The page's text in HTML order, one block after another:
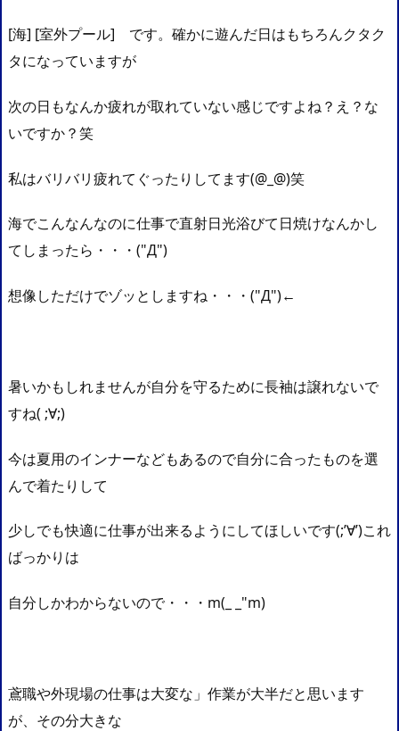
[海] [室外プール] です。確かに遊んだ日はもちろんクタク
タになっていますが
次の日もなんか疲れが取れていない感じですよね？え？な
いですか？笑
私はバリバリ疲れてぐったりしてます(@_@)笑
海でこんなんなのに仕事で直射日光浴びて日焼けなんかし
てしまったら・・・("Д")
想像しただけでゾッとしますね・・・("Д")←
暑いかもしれませんが自分を守るために長袖は譲れないで
すね( ;∀;)
今は夏用のインナーなどもあるので自分に合ったものを選
んで着たりして
少しでも快適に仕事が出来るようにしてほしいです(;’∀’)これ
ばっかりは
自分しかわからないので・・・m(_ _"m)
鳶職や外現場の仕事は大変な」作業が大半だと思います
が、その分大きな